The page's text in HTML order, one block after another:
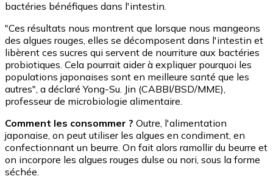
bactéries bénéfiques dans l'intestin.
"Ces résultats nous montrent que lorsque nous mangeons
des algues rouges, elles se décomposent dans l'intestin et
libèrent ces sucres qui servent de nourriture aux bactéries
probiotiques. Cela pourrait aider à expliquer pourquoi les
populations japonaises sont en meilleure santé que les
autres", a déclaré Yong-Su. Jin (CABBI/BSD/MME),
professeur de microbiologie alimentaire.
Comment les consommer ? Outre, l'alimentation
japonaise, on peut utiliser les algues en condiment, en
confectionnant un beurre. On fait alors ramollir du beurre et
on incorpore les algues rouges dulse ou nori, sous la forme
séchée.